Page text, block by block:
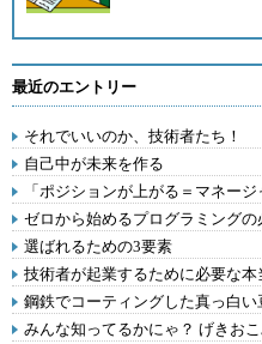
最近のエントリー
それでいいのか、技術者たち！
自己中が未来を作る
「ポジションが上がる＝マネー
ゼロから始めるプログラミングの
選ばれるための3要素
技術者が起業するために必要な本
鋼鉄でコーティングした真っ白
みんな知ってるかにゃ？ げきお